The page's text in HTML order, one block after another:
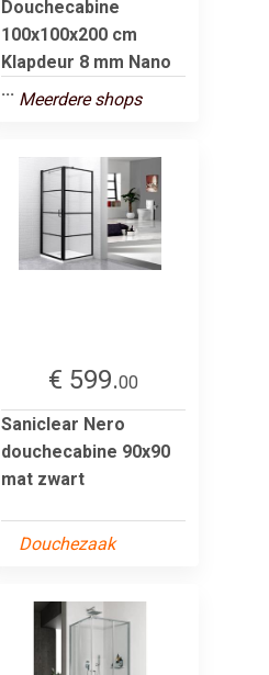
Douchecabine
100x100x200 cm
Klapdeur 8 mm Nano
... Meerdere shops
€ 599.00
Saniclear Nero
douchecabine 90x90
mat zwart
Douchezaak